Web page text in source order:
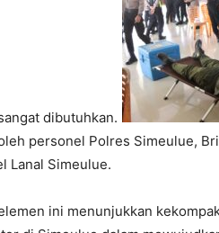
dibutuhkan.
personel Polres Simeulue,
Lanal Simeulue.
ini menunjukkan